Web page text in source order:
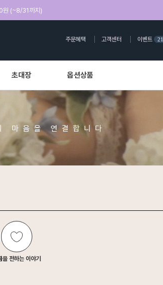
원 (~8/31까지)
주문혜택 고객센터 이벤트 21
초대장 옵션상품
마음을 연결합니다
을 전하는 이야기